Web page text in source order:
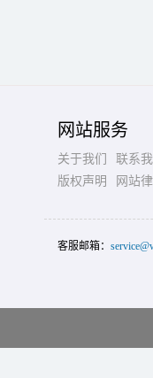
网站服务
关于我们 联系我
版权声明
网站
客服邮箱：